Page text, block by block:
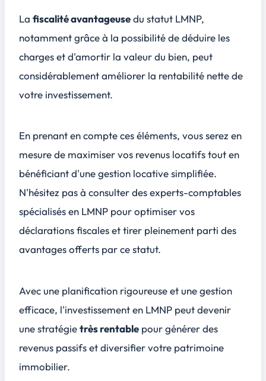
La fiscalité avantageusedu statut LMNP,
notamment grâce à la possibilité de déduire les
charges et d'amortir la valeur du bien, peut
considérablement améliorer la rentabilité nette de
votre investissement.
En prenant en compte ces éléments, vous serez en
mesure de maximiser vos revenus locatifstout en
bénéficiant d'une gestion locative simplifiée.
N'hésitez pas à consulter des experts-comptables
spécialisés en LMNP pour optimiser vos
déclarations fiscales et tirer pleinement parti des
avantages offerts par ce statut.
Avec une planification rigoureuse et une gestion
efficace, l'investissement en LMNP peut devenir
une stratégietrès rentable pour générer des
revenus passifs et diversifier votre patrimoine
immobilier.